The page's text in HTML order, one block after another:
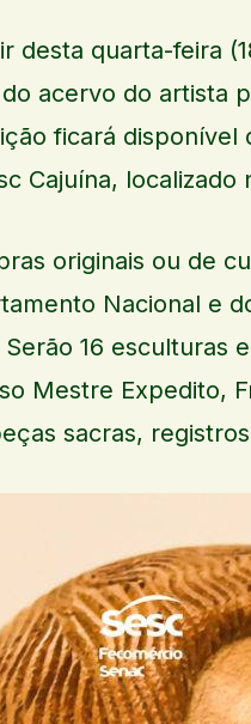
desta quarta-feira
acervo do artista
ficará disponível
Cajuína, localizado
originais ou de
Nacional e
Serão 16 esculturas
Mestre Expedito,
sacras,